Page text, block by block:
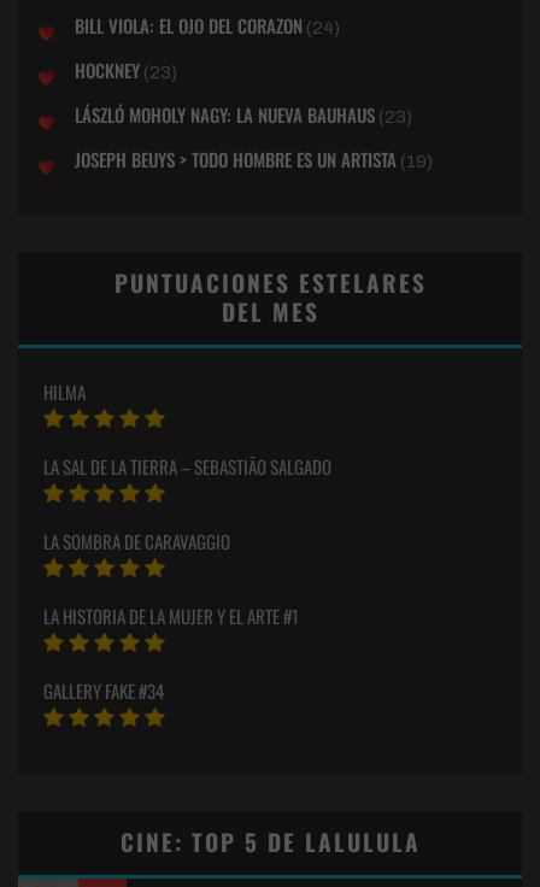
BILL VIOLA: EL OJO DEL CORAZON (24)
HOCKNEY (23)
LÁSZLÓ MOHOLY NAGY: LA NUEVA BAUHAUS (23)
JOSEPH BEUYS > TODO HOMBRE ES UN ARTISTA (19)
PUNTUACIONES ESTELARES
DEL MES
HILMA
LA SAL DE LA TIERRA – SEBASTIÃO SALGADO
LA SOMBRA DE CARAVAGGIO
LA HISTORIA DE LA MUJER Y EL ARTE #1
GALLERY FAKE #34
CINE: TOP 5 DE LALULULA